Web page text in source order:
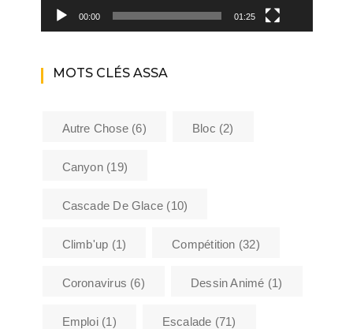
00:00 01:25
MOTS CLÉS ASSA
Autre Chose(6) Bloc (2)
Canyon(19)
Cascade De Glace (10)
Climb'up (1) Compétition (32)
Coronavirus (6) Dessin Animé (1)
Emploi(1) Escalade (71)